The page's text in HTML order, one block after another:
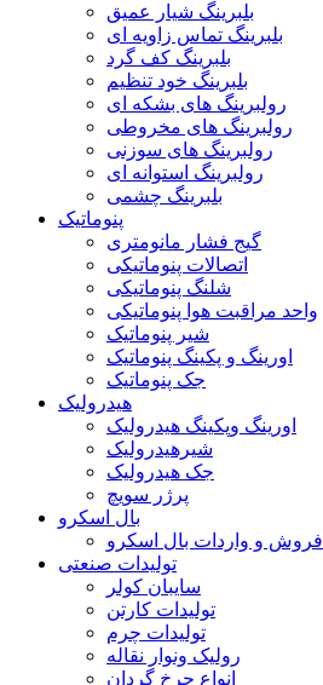
بلبرینگ شیار عمیق
بلبرینگ تماس زاویه ای
بلبرینگ کف گرد
بلبرینگ خود تنظیم
رولبرینگ های بشکه ای
رولبرینگ های مخروطی
رولبرینگ های سوزنی
رولبرینگ استوانه ای
بلبرینگ چشمی
پنوماتیک
گیج فشار مانومتری
اتصالات پنوماتیکی
شلنگ پنوماتیکی
واحد مراقبت هوا پنوماتیکی
شیر پنوماتیک
اورینگ و پکینگ پنوماتیک
جک پنوماتیک
هیدرولیک
اورینگ وپکینگ هیدرولیک
شیرهیدرولیک
جک هیدرولیک
پرژر سویچ
بال اسکرو
فروش و واردات بال اسکرو
تولیدات صنعتی
سایبان کولر
تولیدات کارتن
تولیدات چرم
رولیک ونوار نقاله
انواع چرخ گردان